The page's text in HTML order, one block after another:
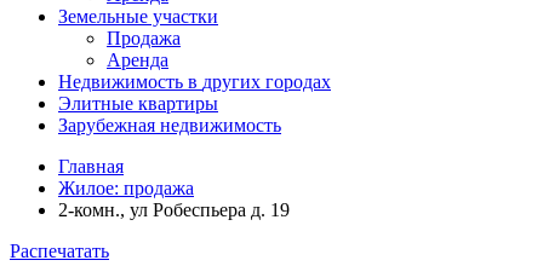
Земельные участки
Продажа
Аренда
Недвижимость в других городах
Элитные квартиры
Зарубежная недвижимость
Главная
Жилое: продажа
2-комн., ул Робеспьера д. 19
Распечатать